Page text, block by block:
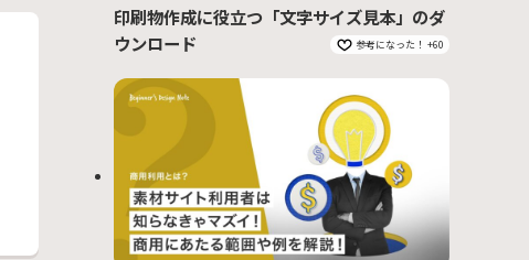
印刷物作成に役立つ「文字サイズ見本」のダ
ウンロード
参考になった！ +60